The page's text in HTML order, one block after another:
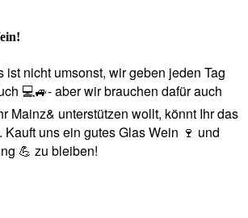
ist nicht umsonst, wir geben jeden Tag
💻🚙- aber wir brauchen dafür auch
Mainz& unterstützen wollt, könnt Ihr das
uns ein gutes Glas Wein 🍷 und
💪 zu bleiben!